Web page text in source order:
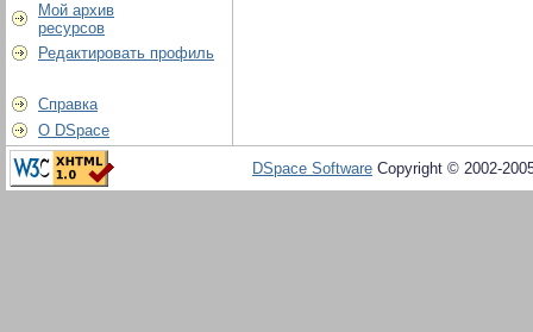
Мой архив
ресурсов
Редактировать профиль
Справка
О DSpace
DSpace Software Copyright © 2002-